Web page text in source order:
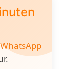
WhatsApp